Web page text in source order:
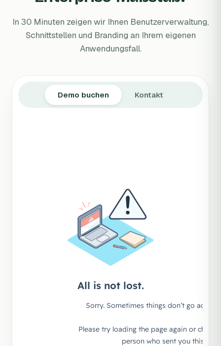
In 30 Minuten zeigen wir Ihnen Benutzerverwaltung,
Schnittstellen und Branding an Ihrem eigenen
Anwendungsfall.
Demo buchen Kontakt